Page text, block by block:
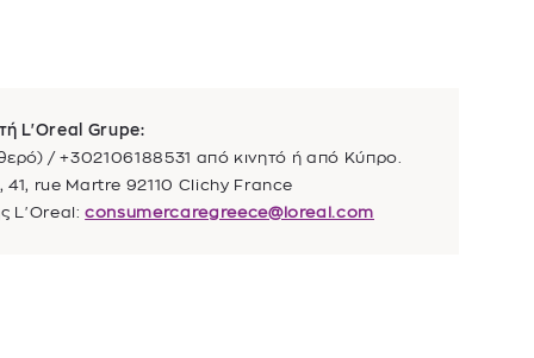
L'Oreal Grupe:
/ +302106188531 από κινητό ή από Κύπρο.
rue Martre 92110 Clichy France
L'Oreal:consumercaregreece@loreal.com